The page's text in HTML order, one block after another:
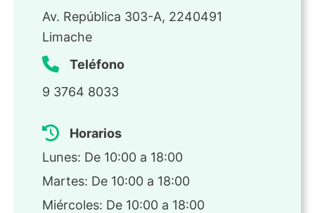
Av. República 303-A, 2240491
Limache
Teléfono
9 3764 8033
Horarios
Lunes: De 10:00 a 18:00
Martes: De 10:00 a 18:00
Miércoles: De 10:00 a 18:00